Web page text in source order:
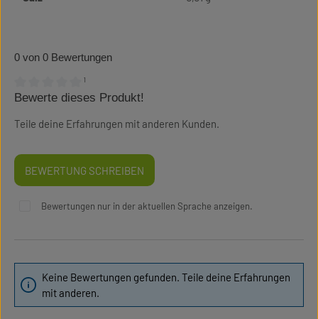
0 von 0 Bewertungen
Durchschnittliche Bewertung von 0 von 5 Sternen
¹
Bewerte dieses Produkt!
Teile deine Erfahrungen mit anderen Kunden.
BEWERTUNG SCHREIBEN
Bewertungen nur in der aktuellen Sprache anzeigen.
Keine Bewertungen gefunden. Teile deine Erfahrungen
mit anderen.